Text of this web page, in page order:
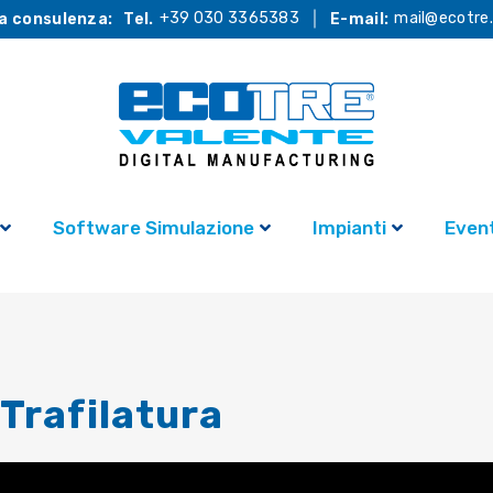
consulenza: Tel. +39 030 3365383 E-mail:
Software Simulazione Impianti
Trafilatura